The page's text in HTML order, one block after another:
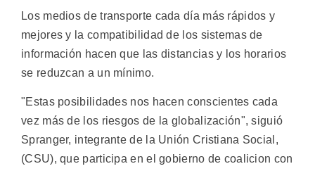
Los medios de transporte cada día más rápidos y
mejores y la compatibilidad de los sistemas de
información hacen que las distancias y los horarios
se reduzcan a un mínimo.
"Estas posibilidades nos hacen conscientes cada
vez más de los riesgos de la globalización", siguió
Spranger, integrante de la Unión Cristiana Social,
(CSU), que participa en el gobierno de coalicion con